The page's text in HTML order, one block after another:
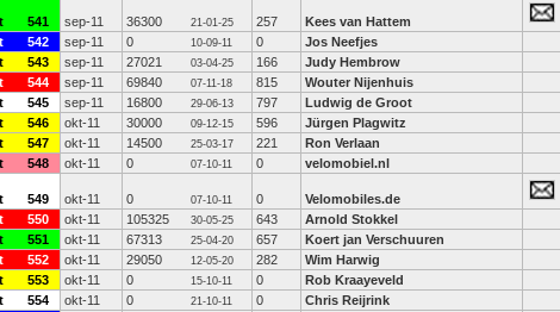
541 sep-11 36300 21-01-25 257 Kees van Hattem
542 sep-11 0 10-09-11 0 Jos Neefjes
543 sep-11 27021 03-04-25 166 Judy Hembrow
544 sep-11 69840 07-11-18 815 Wouter Nijenhuis
545 sep-11 16800 29-06-13 797 Ludwig de Groot
546 okt-11 30000 09-12-15 596 Jürgen Plagwitz
547 okt-11 14500 25-03-17 221 Ron Verlaan
548 okt-11 0 07-10-11 0 velomobiel.nl
549 okt-11 0 07-10-11 0 Velomobiles.de
550 okt-11 105325 30-05-25 643 Arnold Stokkel
551 okt-11 67313 25-04-20 657 Koert jan Verschuuren
552 okt-11 29050 12-05-20 282 Wim Harwig
553 okt-11 0 15-10-11 0 Rob Kraayeveld
554 okt-11 0 21-10-11 0 Chris Reijrink